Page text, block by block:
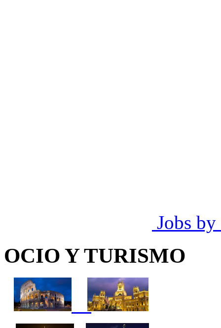
Jobs by
OCIO Y TURISMO